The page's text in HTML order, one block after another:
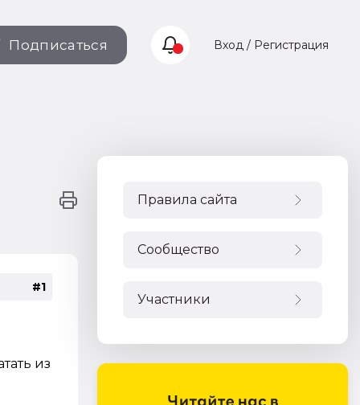
Подписаться Вход / Регистрация
#1
из
Правила сайта
Сообщество
Участники